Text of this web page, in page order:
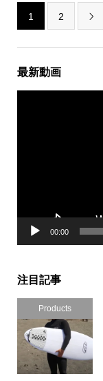
1 2 
最新動画
00:00
注目記事
Products